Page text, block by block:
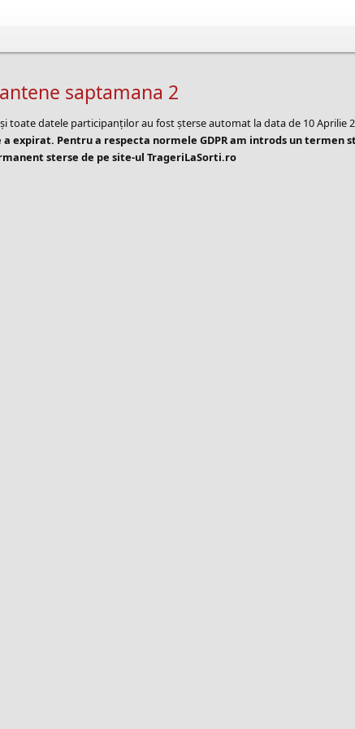
saptamana 2
toate datele participanților au fost șterse automat la data de 10 Aprilie
expirat. Pentru a respecta normele GDPR am introds un
sterse de pe site-ul TrageriLaSorti.ro